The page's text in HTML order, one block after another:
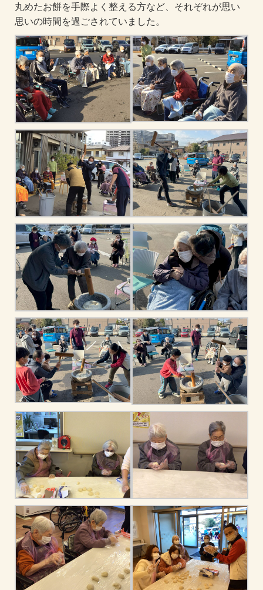
丸めたお餅を手際よく整える方など、それぞれが思い
思いの時間を過ごされていました。